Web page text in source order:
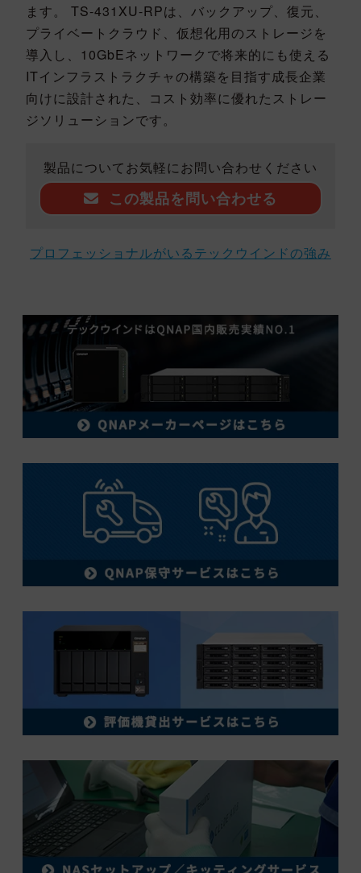
ます。 TS-431XU-RPは、バックアップ、復元、
プライベートクラウド、仮想化用のストレージを
導入し、10GbEネットワークで将来的にも使える
ITインフラストラクチャの構築を目指す成長企業
向けに設計された、コスト効率に優れたストレー
ジソリューションです。
製品についてお気軽にお問い合わせください
この製品を問い合わせる
プロフェッショナルがいるテックウインドの強み